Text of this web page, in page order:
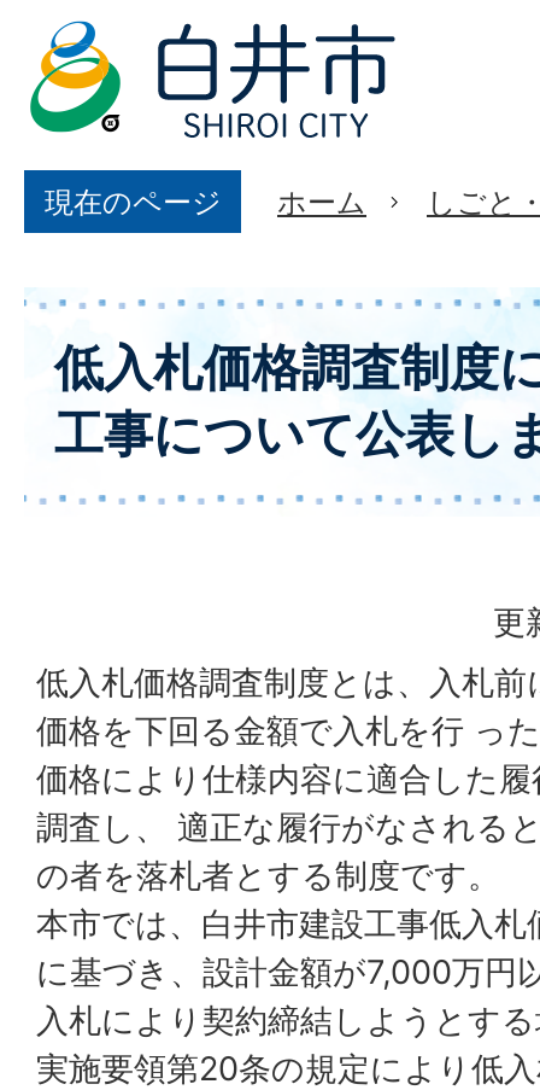
現在のページ ホーム しごと
低入札価格調査制度
工事について公表し
更
低入札価格調査制度とは、入札
価格を下回る金額で入札を行 っ
価格により仕様内容に適合した
調査し、 適正な履行がなされる
の者を落札者とする制度です。
本市では、白井市建設工事低入
に基づき、設計金額が7,000万円
入札により契約締結しようとす
実施要領第20条の規定により低